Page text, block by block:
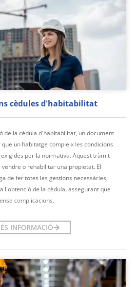
cèdules d'habitabilitat
de la cèdula d'habitabilitat, un document
un habitatge compleix les condicions
per la normativa. Aquest tràmit
o rehabilitar una propietat. El
de fer totes les gestions necessàries,
l'obtenció de la cèdula, assegurant que
complicacions.
INFORMACIÓ